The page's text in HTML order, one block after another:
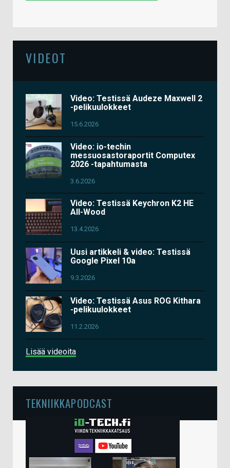
VIDEOT
Video: Testissä Audeze Maxwell 2
-pelikuulokkeet
15.6.2026
Video: io-techin
messuosastoraportit Computex
2026 -tapahtumasta
3.6.2026
Video: Testissä Keychron K2 HE
All-Wood
13.4.2026
Uusi artikkeli & video: Testissä
Google Pixel 10a
9.3.2026
Video: Testissä Asus ROG Kithara
-pelikuulokkeet
11.2.2026
Lisää videoita
TEKNIIKKAPODCAST